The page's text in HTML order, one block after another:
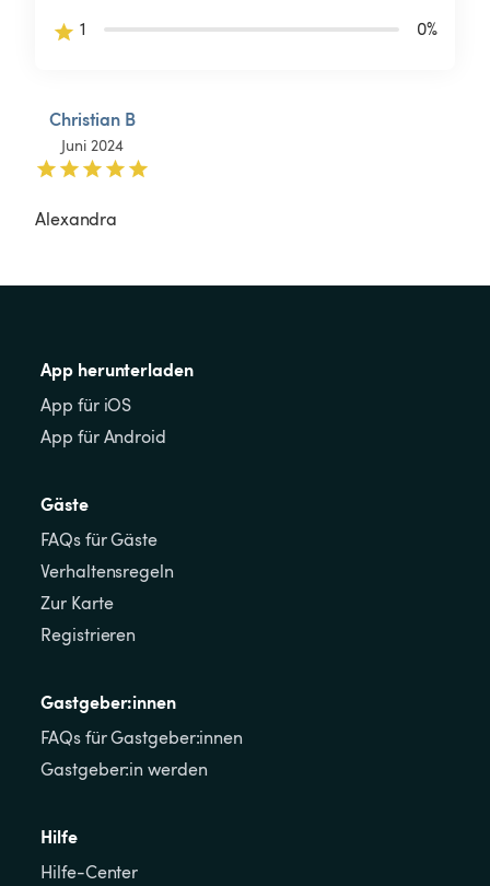
1
0%
Christian B
Juni 2024
Alexandra
App herunterladen
App für iOS
App für Android
Gäste
FAQs für Gäste
Verhaltensregeln
Zur Karte
Registrieren
Gastgeber:innen
FAQs für Gastgeber:innen
Gastgeber:in werden
Hilfe
Hilfe-Center